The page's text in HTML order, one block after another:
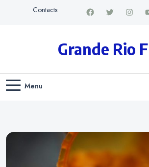
Contacts
Grande Rio
Menu